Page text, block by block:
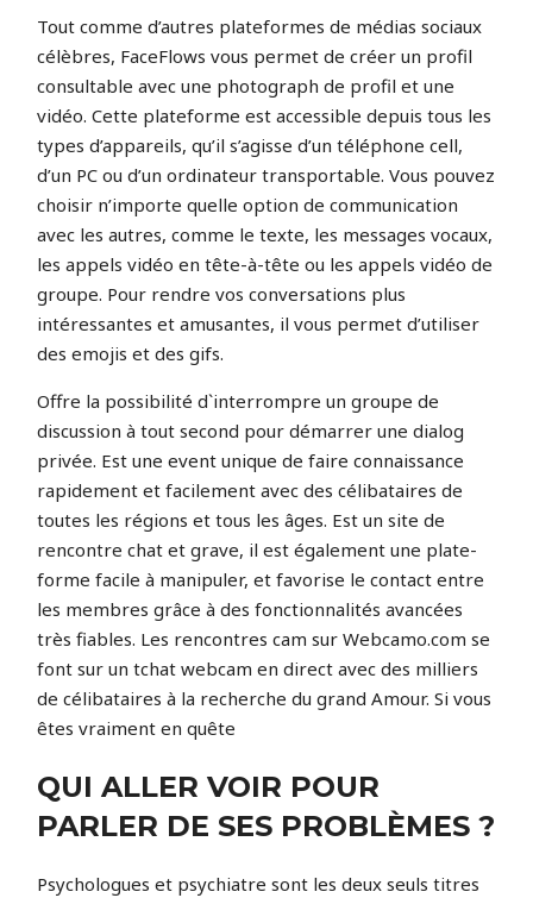
Tout comme d’autres plateformes de médias sociaux
célèbres, FaceFlows vous permet de créer un profil
consultable avec une photograph de profil et une
vidéo. Cette plateforme est accessible depuis tous les
types d’appareils, qu’il s’agisse d’un téléphone cell,
d’un PC ou d’un ordinateur transportable. Vous pouvez
choisir n’importe quelle option de communication
avec les autres, comme le texte, les messages vocaux,
les appels vidéo en tête-à-tête ou les appels vidéo de
groupe. Pour rendre vos conversations plus
intéressantes et amusantes, il vous permet d’utiliser
des emojis et des gifs.
Offre la possibilité d`interrompre un groupe de
discussion à tout second pour démarrer une dialog
privée. Est une event unique de faire connaissance
rapidement et facilement avec des célibataires de
toutes les régions et tous les âges. Est un site de
rencontre chat et grave, il est également une plate-
forme facile à manipuler, et favorise le contact entre
les membres grâce à des fonctionnalités avancées
très fiables. Les rencontres cam sur Webcamo.com se
font sur un tchat webcam en direct avec des milliers
de célibataires à la recherche du grand Amour. Si vous
êtes vraiment en quête
QUI ALLER VOIR POUR
PARLER DE SES PROBLÈMES ?
Psychologues et psychiatre sont les deux seuls titres